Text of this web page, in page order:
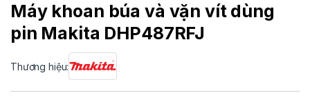
Máy khoan búa và vặn vít dùng
pin Makita DHP487RFJ
Thương hiệu: